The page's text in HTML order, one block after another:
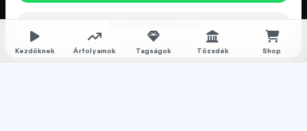
Kezdőknek Árfolyamok Tagságok Tőzsdék Shop
Oldalak